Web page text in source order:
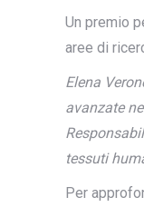
Un premio
aree di
Elena
avanzate
tessuti
Per